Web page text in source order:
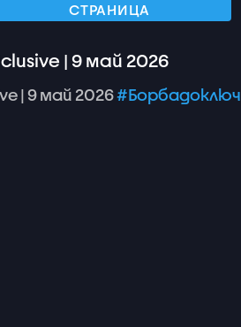
СТРАНИЦА
| 9 май 2026
|9май 2026#Борбадоключ